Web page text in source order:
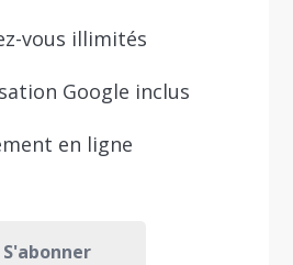
vous illimités
Google inclus
en ligne
S'abonner